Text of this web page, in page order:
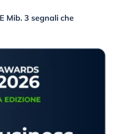
Mib. 3 segnali che